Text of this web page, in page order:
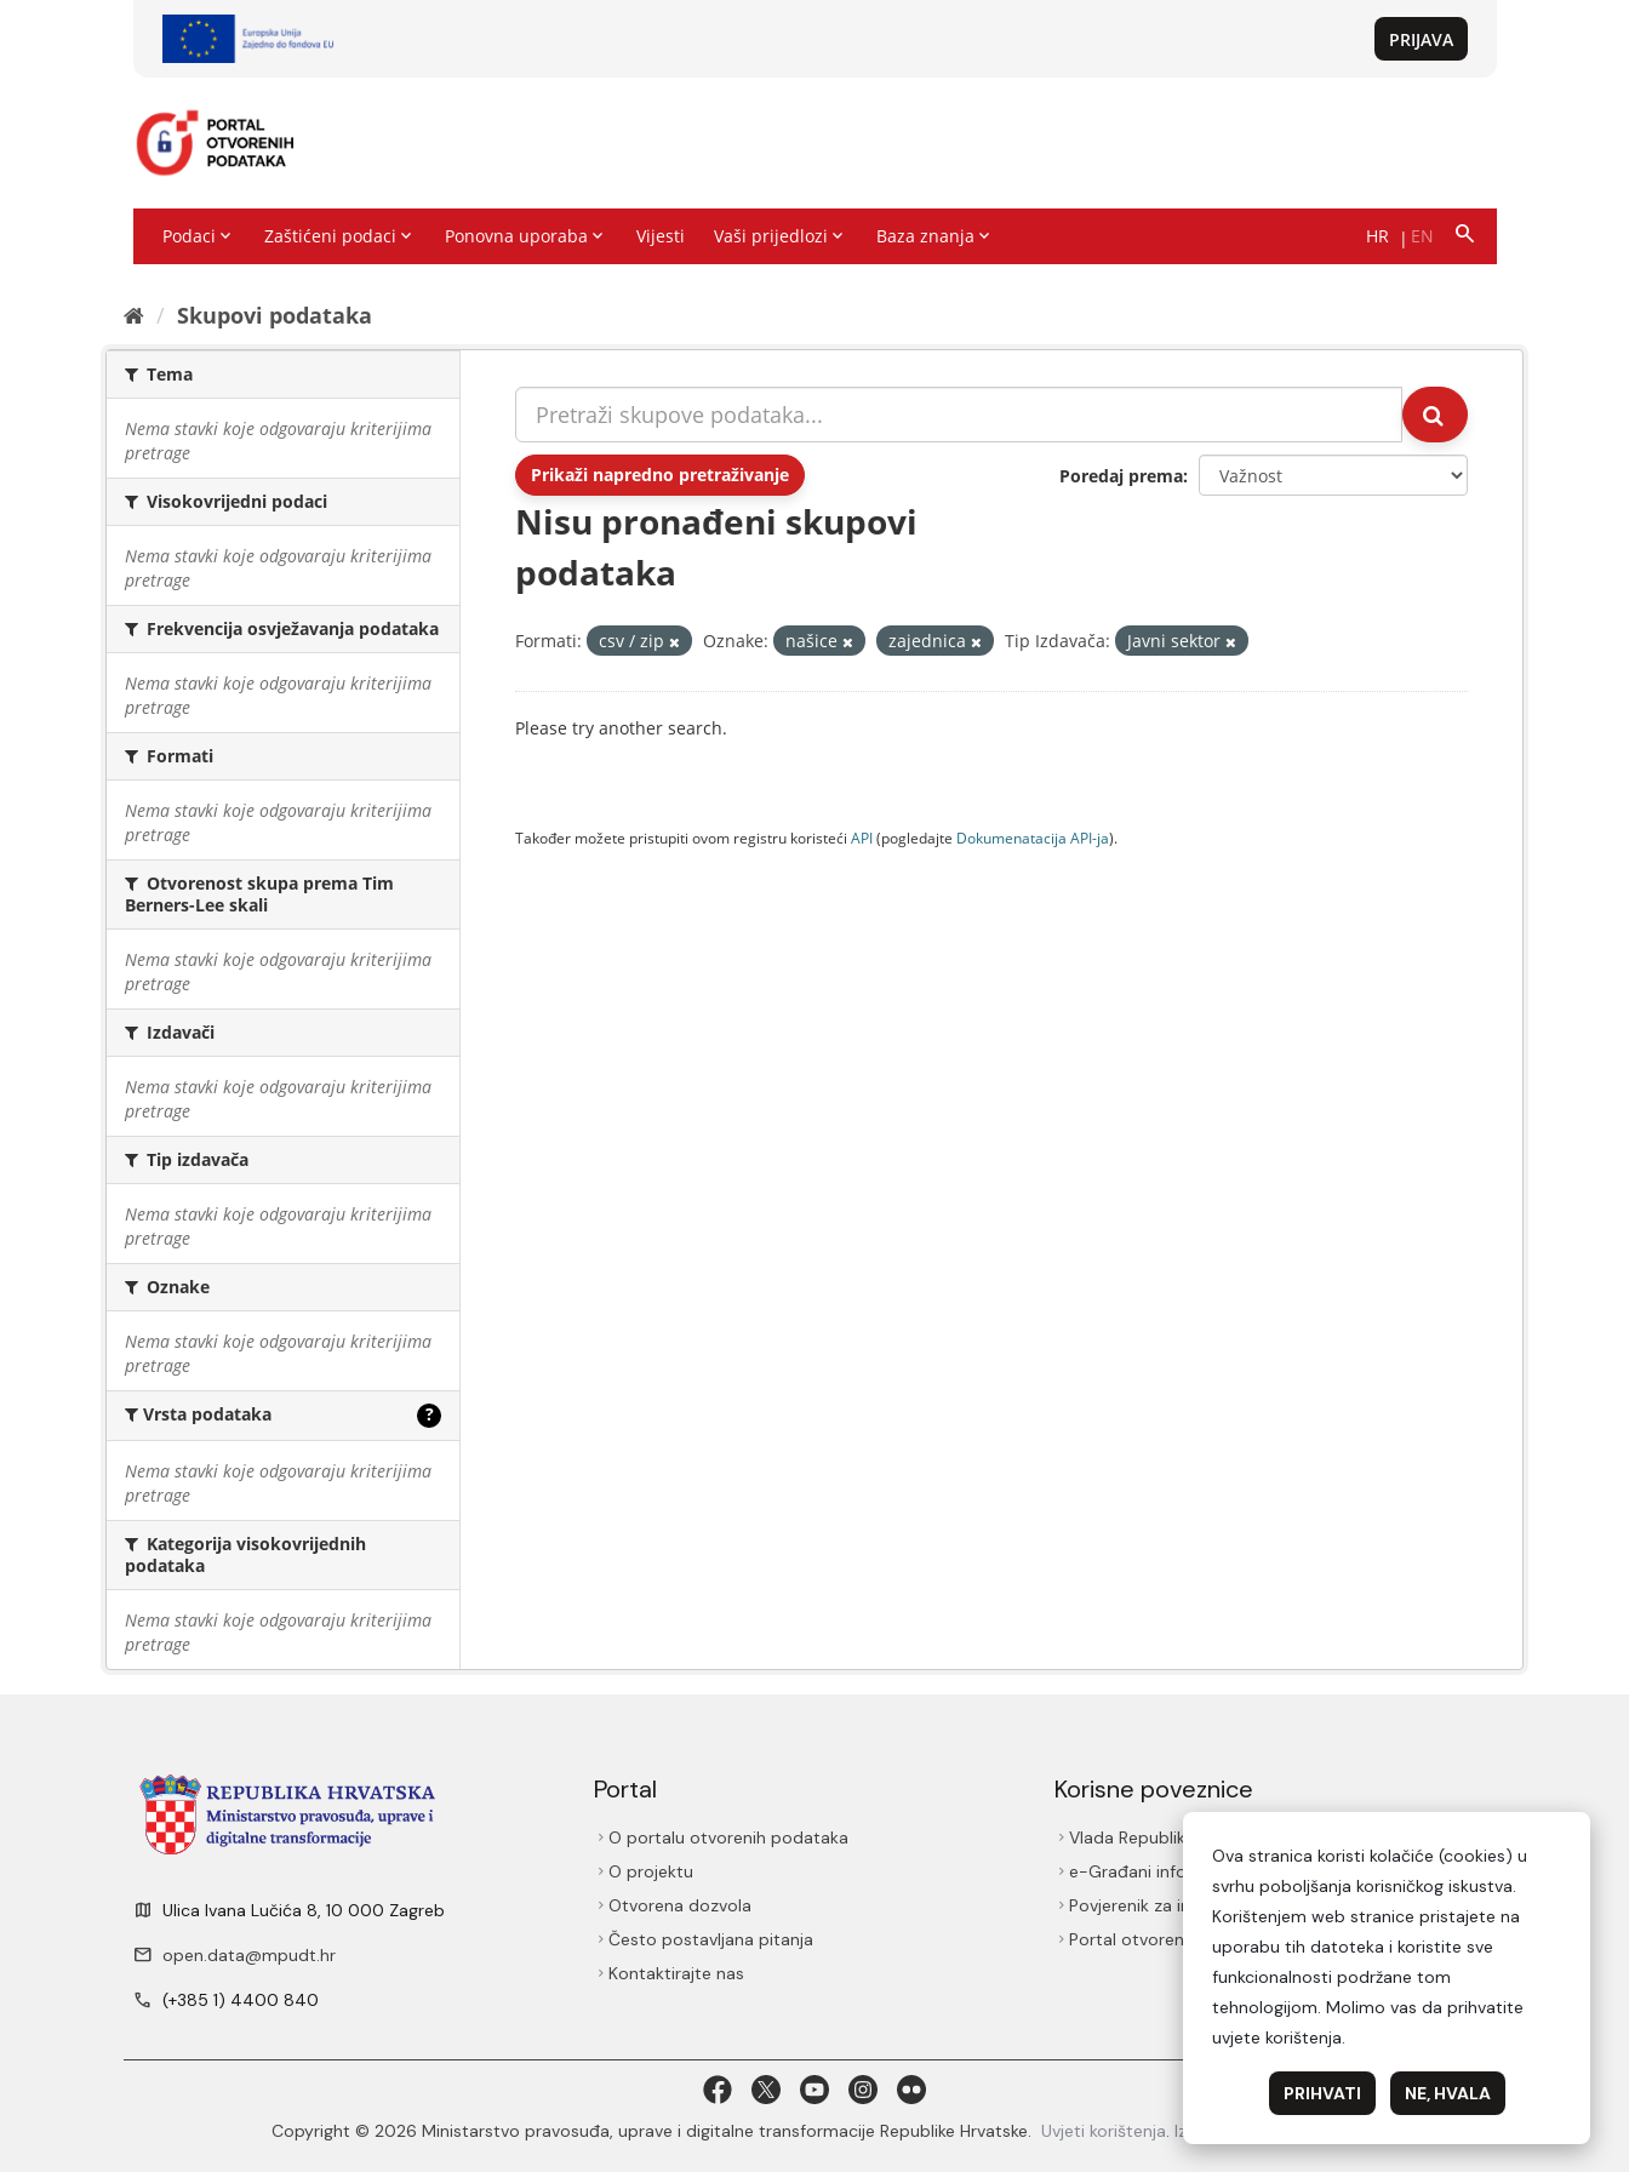
Skupovi podаtаkа
Tema
Nema stavki koje odgovaraju kriterijima
pretrage
Visokovrijedni podaci
Nema stavki koje odgovaraju kriterijima
pretrage
Frekvencija osvježavanja podataka
Nema stavki koje odgovaraju kriterijima
pretrage
Formati
Nema stavki koje odgovaraju kriterijima
pretrage
Otvorenost skupa prema Tim
Berners-Lee skali
Nema stavki koje odgovaraju kriterijima
pretrage
Izdavači
Nema stavki koje odgovaraju kriterijima
pretrage
Tip izdavača
Nema stavki koje odgovaraju kriterijima
pretrage
Oznake
Nema stavki koje odgovaraju kriterijima
pretrage
Vrsta podataka ?
Nema stavki koje odgovaraju kriterijima
pretrage
Kategorija visokovrijednih
podataka
Nema stavki koje odgovaraju kriterijima
pretrage
Prikaži napredno pretraživanje Poredaj prema
Nisu pronađeni skupovi
podataka
Formati: csv / zip Oznake: našice zajednica Tip Izdavača: Javni sektor
Please try another search.
Također možete pristupiti ovom registru koristeći API(pogledajte Dokumenаtаcijа API-jа).